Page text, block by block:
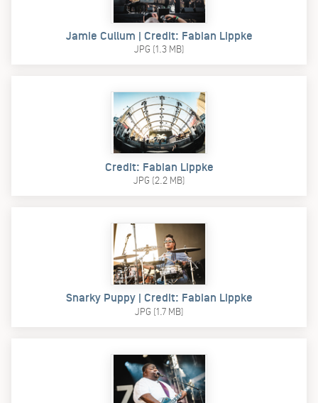
Jamie Cullum | Credit: Fabian Lippke
JPG (1.3 MB)
Credit: Fabian Lippke
JPG (2.2 MB)
Snarky Puppy | Credit: Fabian Lippke
JPG (1.7 MB)